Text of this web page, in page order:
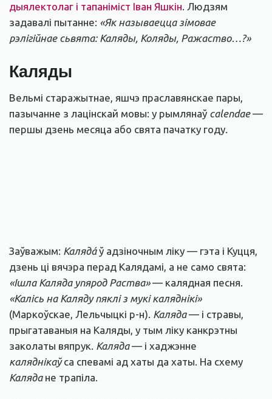
дыялектолаг і тапаніміст Іван Яшкін . Людзям
задавалі пытанне: «Як называецца зімовае
рэлігійнае сьвята: Каляды, Коляды, Ражаство…?»
Каляды
Вельмі старажытнае, яшчэ праславянскае пары,
пазычанне з лацінскай мовы: у рымлянаў calendae—
першы дзень месяца або свята пачатку году.
Заўважым: Калядáў адзіночным ліку — гэта і Куцця,
дзень ці вячэра перад Калядамі, а не само свята:
«Ішла Каляда упярод Раства»— калядная песня.
«Калісь на Каляду пяклі з мукі каляднікі»
(Маркоўскае, Лельчыцкі р-н). Каляда— і стравы,
прыгатаваныя на Каляды, у тым ліку канкрэтны
заколаты вяпрук. Каляда— і хаджэнне
каляднікаўса спевамі ад хаты да хаты. На схему
Калядане трапіла.